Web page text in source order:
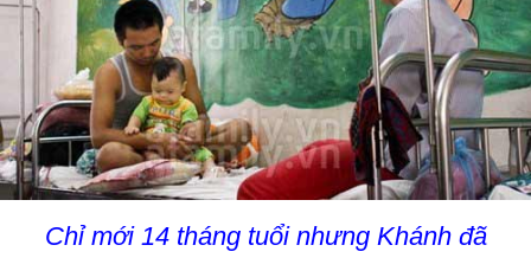
Chỉ mới 14 tháng tuổi nhưng Khánh đã